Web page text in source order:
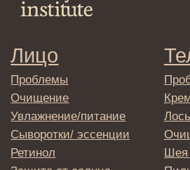
Оплата и возврат
конфиденциальности
Договор оферта
Реквизиты и контакты
Подписаться
E-mail
Отправляя адрес электронной почты